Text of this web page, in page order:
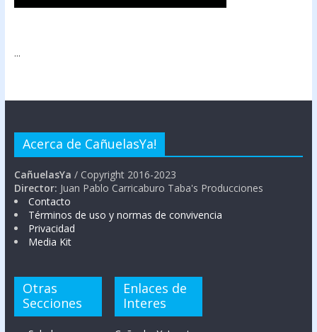
...
Acerca de CañuelasYa!
CañuelasYa / Copyright 2016-2023
Director: Juan Pablo Carricaburo Taba's Producciones
Contacto
Términos de uso y normas de convivencia
Privacidad
Media Kit
Otras
Secciones
Enlaces de
Interes